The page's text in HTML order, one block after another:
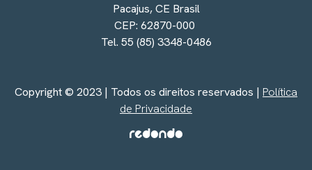
Pacajus, CE Brasil
CEP: 62870-000
Tel. 55 (85) 3348-0486
Copyright © 2023 | Todos os direitos reservados | Política
de Privacidade